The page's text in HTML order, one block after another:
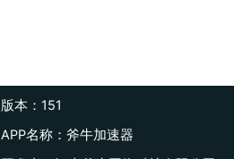
版本：151
APP名称：斧牛加速器